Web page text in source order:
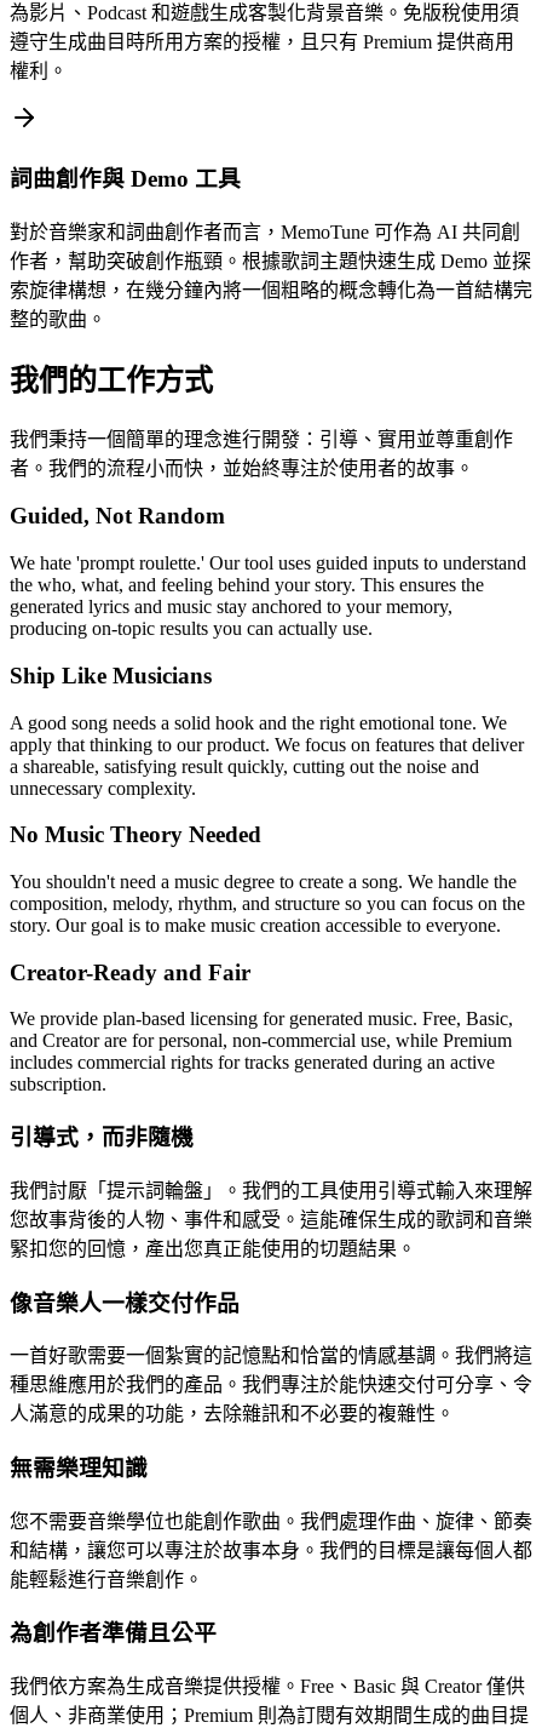
為影片、Podcast 和遊戲生成客製化背景音樂。免版稅使用須
遵守生成曲目時所用方案的授權，且只有 Premium 提供商用
權利。
詞曲創作與 Demo 工具
對於音樂家和詞曲創作者而言，MemoTune 可作為 AI 共同創
作者，幫助突破創作瓶頸。根據歌詞主題快速生成 Demo 並探
索旋律構想，在幾分鐘內將一個粗略的概念轉化為一首結構完
整的歌曲。
我們的工作方式
我們秉持一個簡單的理念進行開發：引導、實用並尊重創作
者。我們的流程小而快，並始終專注於使用者的故事。
Guided, Not Random
We hate 'prompt roulette.' Our tool uses guided inputs to understand
the who, what, and feeling behind your story. This ensures the
generated lyrics and music stay anchored to your memory,
producing on-topic results you can actually use.
Ship Like Musicians
A good song needs a solid hook and the right emotional tone. We
apply that thinking to our product. We focus on features that deliver
a shareable, satisfying result quickly, cutting out the noise and
unnecessary complexity.
No Music Theory Needed
You shouldn't need a music degree to create a song. We handle the
composition, melody, rhythm, and structure so you can focus on the
story. Our goal is to make music creation accessible to everyone.
Creator-Ready and Fair
We provide plan-based licensing for generated music. Free, Basic,
and Creator are for personal, non-commercial use, while Premium
includes commercial rights for tracks generated during an active
subscription.
引導式，而非隨機
我們討厭「提示詞輪盤」。我們的工具使用引導式輸入來理解
您故事背後的人物、事件和感受。這能確保生成的歌詞和音樂
緊扣您的回憶，產出您真正能使用的切題結果。
像音樂人一樣交付作品
一首好歌需要一個紮實的記憶點和恰當的情感基調。我們將這
種思維應用於我們的產品。我們專注於能快速交付可分享、令
人滿意的成果的功能，去除雜訊和不必要的複雜性。
無需樂理知識
您不需要音樂學位也能創作歌曲。我們處理作曲、旋律、節奏
和結構，讓您可以專注於故事本身。我們的目標是讓每個人都
能輕鬆進行音樂創作。
為創作者準備且公平
我們依方案為生成音樂提供授權。Free、Basic 與 Creator 僅供
個人、非商業使用；Premium 則為訂閱有效期間生成的曲目提